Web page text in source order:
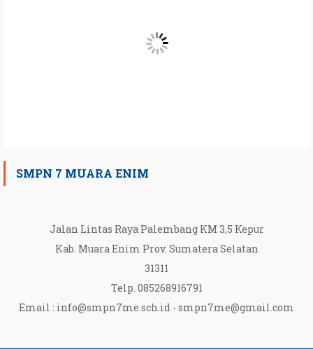
SMPN 7 MUARA ENIM
Jalan Lintas Raya Palembang KM 3,5 Kepur
Kab. Muara Enim Prov. Sumatera Selatan
31311
Telp. 085268916791
Email : info@smpn7me.sch.id -smpn7me@gmail.com